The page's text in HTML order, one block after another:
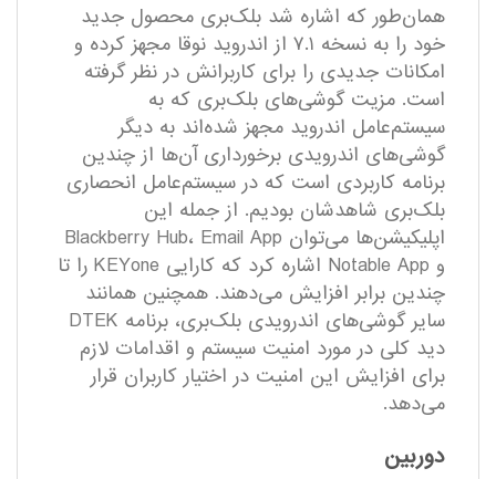
همان‌طور که اشاره شد بلک‌بری محصول جدید
خود را به نسخه ۷.۱ از اندروید نوقا مجهز کرده و
امکانات جدیدی را برای کاربرانش در نظر گرفته
است. مزیت گوشی‌های بلک‌بری که به
سیستم‌عامل اندروید مجهز شده‌اند به دیگر
گوشی‌های اندرویدی برخورداری آن‌ها از چندین
برنامه کاربردی است که در سیستم‌عامل انحصاری
بلک‌بری شاهدشان بودیم. از جمله این
اپلیکیشن‌ها می‌توان Blackberry Hub، Email App
و Notable App اشاره کرد که کارایی KEYone را تا
چندین برابر افزایش می‌دهند. همچنین همانند
سایر گوشی‌های اندرویدی بلک‌بری، برنامه DTEK
دید کلی در مورد امنیت سیستم و اقدامات لازم
برای افزایش این امنیت در اختیار کاربران قرار
می‌دهد.
دوربین